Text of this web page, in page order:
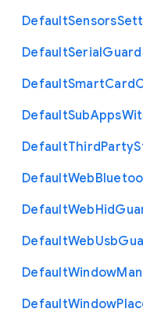
DefaultSensors
DefaultSerialGuard
DefaultSmartCard
DefaultSubApps
DefaultThirdParty
DefaultWeb
DefaultWebHid
DefaultWebUsb
DefaultWindow
DefaultWindow